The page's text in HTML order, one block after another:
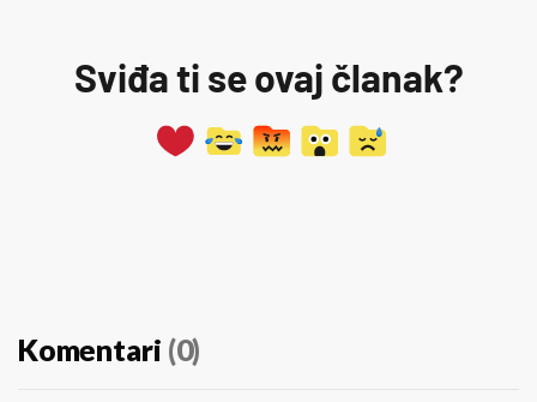
Sviđa ti se ovaj članak?
Komentari (0)